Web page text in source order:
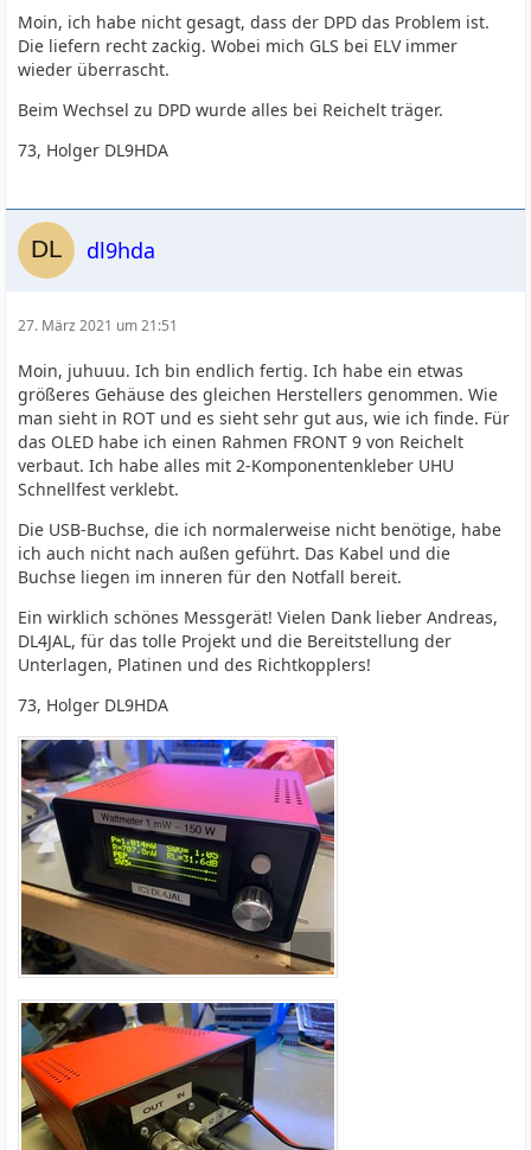
Moin, ich habe nicht gesagt, dass der DPD das Problem ist.
Die liefern recht zackig. Wobei mich GLS bei ELV immer
wieder überrascht.
Beim Wechsel zu DPD wurde alles bei Reichelt träger.
73, Holger DL9HDA
dl9hda
27. März 2021 um 21:51
Moin, juhuuu. Ich bin endlich fertig. Ich habe ein etwas
größeres Gehäuse des gleichen Herstellers genommen. Wie
man sieht in ROT und es sieht sehr gut aus, wie ich finde. Für
das OLED habe ich einen Rahmen FRONT 9 von Reichelt
verbaut. Ich habe alles mit 2-Komponentenkleber UHU
Schnellfest verklebt.
Die USB-Buchse, die ich normalerweise nicht benötige, habe
ich auch nicht nach außen geführt. Das Kabel und die
Buchse liegen im inneren für den Notfall bereit.
Ein wirklich schönes Messgerät! Vielen Dank lieber Andreas,
DL4JAL, für das tolle Projekt und die Bereitstellung der
Unterlagen, Platinen und des Richtkopplers!
73, Holger DL9HDA